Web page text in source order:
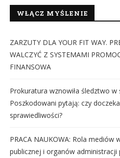
WŁĄCZ MYŚLENIE
ZARZUTY DLA YOUR FIT WAY.
WALCZYĆ Z SYSTEMAMI
FINANSOWA
Prokuratura wznowiła śledztwo w
Poszkodowani pytają: czy
sprawiedliwości?
PRACA NAUKOWA: Rola mediów
publicznej i organów